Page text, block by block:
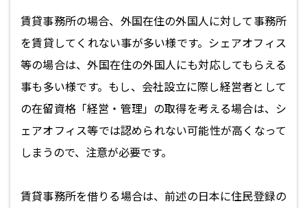
賃貸事務所の場合、外国在住の外国人に対して事務所
を賃貸してくれない事が多い様です。シェアオフィス
等の場合は、外国在住の外国人にも対応してもらえる
事も多い様です。もし、会社設立に際し経営者として
の在留資格「経営・管理」の取得を考える場合は、シ
ェアオフィス等では認められない可能性が高くなって
しまうので、注意が必要です。
賃貸事務所を借りる場合は、前述の日本に住民登録の